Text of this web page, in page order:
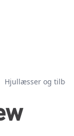
hjullæsser og